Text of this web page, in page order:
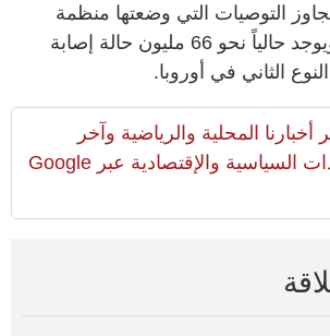
التوصيات التي وضعتها منظمة
الصحة العالمية، ويوجد حالياً نحو 66 مليون حالة إصابة
الثاني في أوروبا.
أخبارنا المحلية والرياضية وآخر
المستجدات السياسية والإقتصادية عبر Google